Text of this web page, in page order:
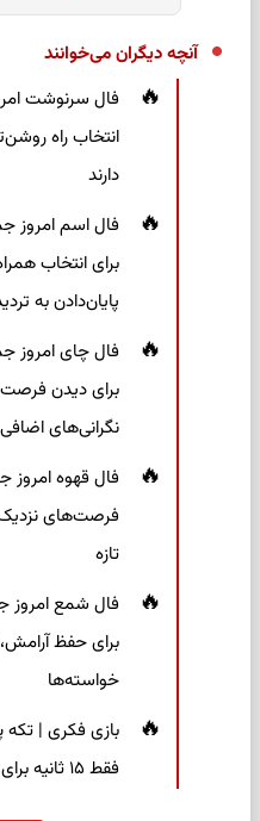
آنچه دیگران می‌خوانند
انتخاب راه
دارند
برای انتخاب
پایان‌دادن به
برای دیدن
نگرانی‌های اضافی
فرصت‌های
تازه
برای حفظ
خواسته‌ها
بازی فکری | تکه
فقط ۱۵ ثانیه برای پیداکردنش وقت دارید